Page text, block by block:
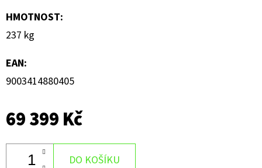
HMOTNOST:
237 kg
EAN:
9003414880405
69 399 Kč
DO KOŠÍKU